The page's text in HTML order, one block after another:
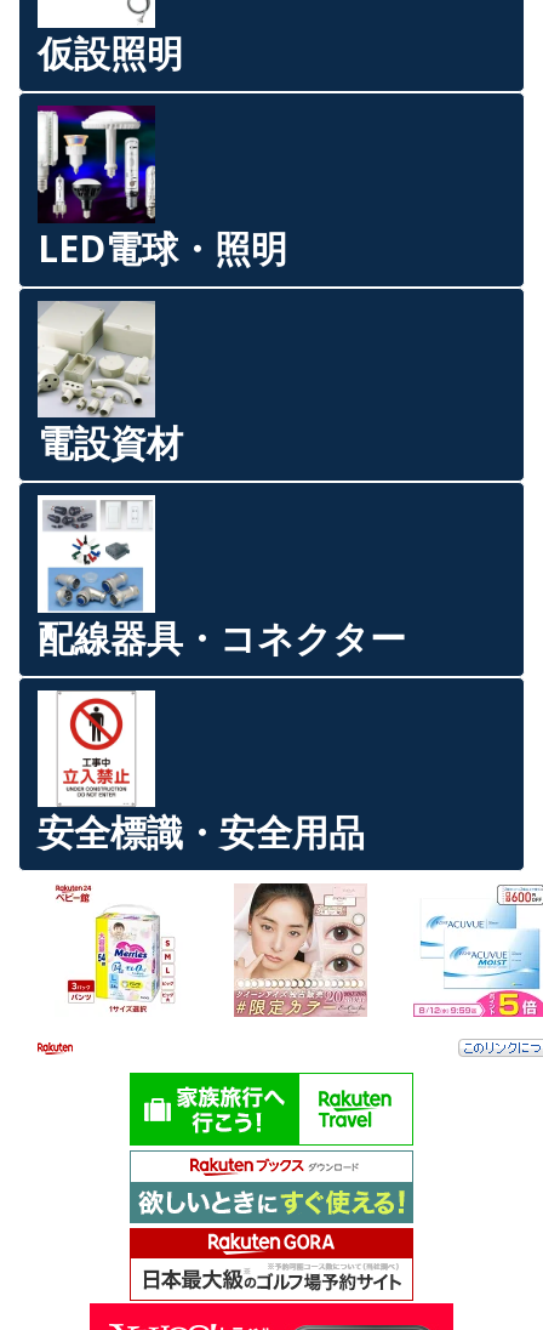
仮設照明
LED電球・照明
電設資材
配線器具・コネクター
安全標識・安全用品